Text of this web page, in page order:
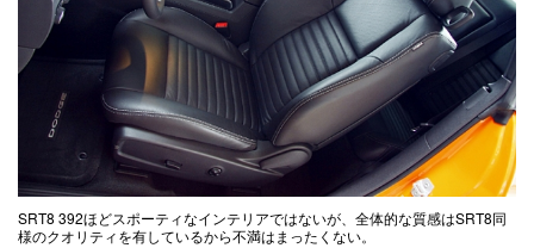
SRT8 392ほどスポーティなインテリアではないが、全体的な質感はSRT8同
様のクオリティを有しているから不満はまったくない。